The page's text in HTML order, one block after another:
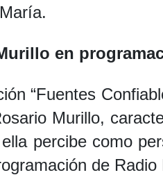
en
“Fuentes
Murillo,
percibe como
de Radio